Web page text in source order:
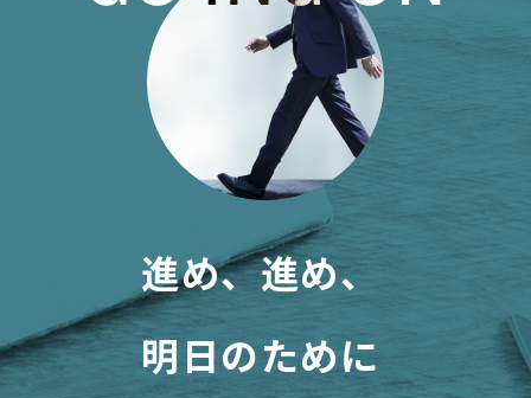
進め、進め、
明日のために